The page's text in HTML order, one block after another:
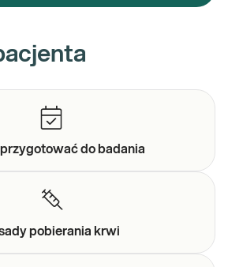
do badania
pobierania krwi